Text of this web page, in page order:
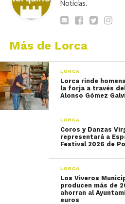
Noticias.
Más de Lorca
LORCA
Lorca rinde
la forja a través
Alonso Gómez
LORCA
Coros y Danzas
representará a
Festival 2026 de
LORCA
Los Viveros
producen más de
ahorran al
euros